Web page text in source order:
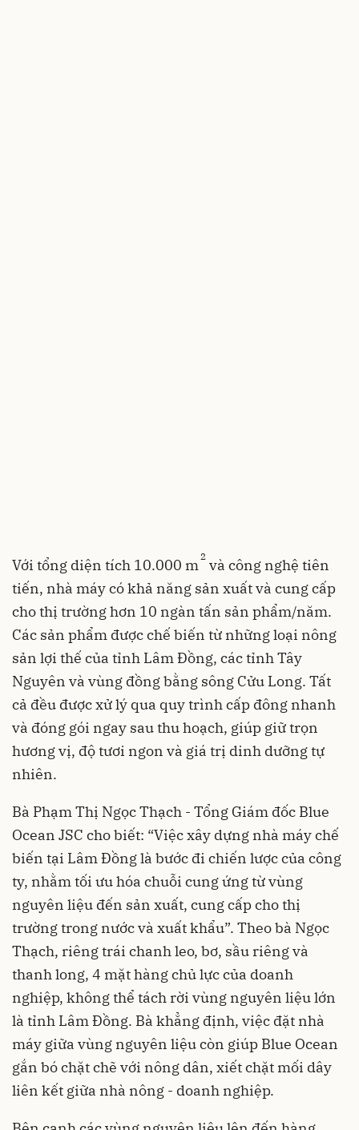
Với tổng diện tích 10.000 m2 và công nghệ tiên
tiến, nhà máy có khả năng sản xuất và cung cấp
cho thị trường hơn 10 ngàn tấn sản phẩm/năm.
Các sản phẩm được chế biến từ những loại nông
sản lợi thế của tỉnh Lâm Đồng, các tỉnh Tây
Nguyên và vùng đồng bằng sông Cửu Long. Tất
cả đều được xử lý qua quy trình cấp đông nhanh
và đóng gói ngay sau thu hoạch, giúp giữ trọn
hương vị, độ tươi ngon và giá trị dinh dưỡng tự
nhiên.
Bà Phạm Thị Ngọc Thạch - Tổng Giám đốc Blue
Ocean JSC cho biết: “Việc xây dựng nhà máy chế
biến tại Lâm Đồng là bước đi chiến lược của công
ty, nhằm tối ưu hóa chuỗi cung ứng từ vùng
nguyên liệu đến sản xuất, cung cấp cho thị
trường trong nước và xuất khẩu”. Theo bà Ngọc
Thạch, riêng trái chanh leo, bơ, sầu riêng và
thanh long, 4 mặt hàng chủ lực của doanh
nghiệp, không thể tách rời vùng nguyên liệu lớn
là tỉnh Lâm Đồng. Bà khẳng định, việc đặt nhà
máy giữa vùng nguyên liệu còn giúp Blue Ocean
gắn bó chặt chẽ với nông dân, xiết chặt mối dây
liên kết giữa nhà nông - doanh nghiệp.